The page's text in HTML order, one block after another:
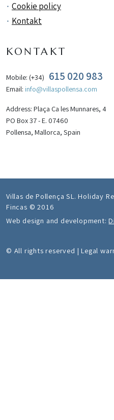
Cookie policy
Kontakt
KONTAKT
Mobile: (+34) 615 020 983
Email: info@villaspollensa.com
Address: Plaça Ca les Munnares, 4
PO Box 37 - E. 07460
Pollensa, Mallorca, Spain
Villas de Pollença SL. Holiday
Fincas © 2016
Web design and development:
© All rights reserved | Legal